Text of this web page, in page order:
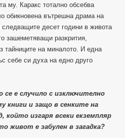
му. Каракс тотално обсебва
обикновена вътрешна драма на
десет години в живота
зашеметяващи разкрития,
тайниците на миналото. И една
себе си духа на едно друго
се е случило с изключително
книги и защо в сенките на
който изгаря всеки екземпляр
живот е забулен в загадка?